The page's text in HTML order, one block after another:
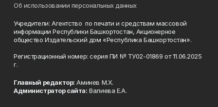
Об использовании персональных данных
Учредители: Агентство по печати и средствам массовой
информации Республики Башкортостан, Акционерное
общество Издательский дом «Республика Башкортостан».
Регистрационный номер: серия ПИ № ТУ02-01869 от 11.06.2025
г.
Главный редактор: Аминев М.Х.
Администратор сайта: Валиева Е.А.